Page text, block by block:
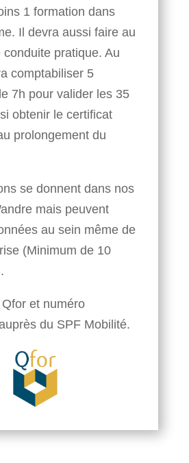
1 formation dans
Il devra aussi faire au
conduite pratique. Au
comptabiliser 5
7h pour valider les 35
obtenir le certificat
prolongement du
se donnent dans nos
mais peuvent
au sein même de
(Minimum de 10
et numéro
du SPF Mobilité.